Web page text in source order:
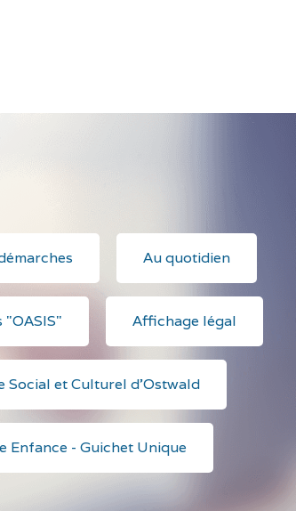
Au quotidien
"OASIS" Affichage légal
Social et Culturel d'Ostwald
Enfance - Guichet Unique